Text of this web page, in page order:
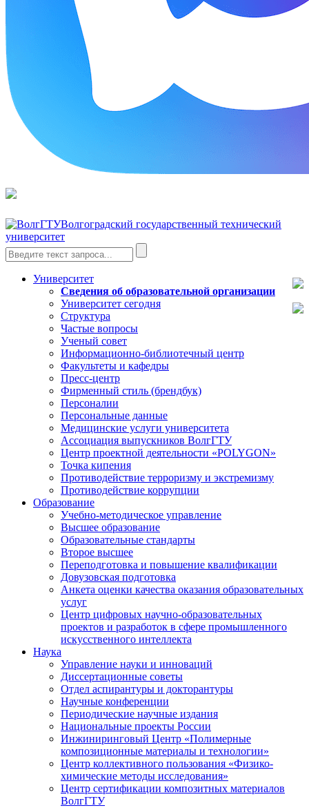
Волгоградский государственный технический
университет
Университет
Сведения об образовательной организации
Университет сегодня
Структура
Частые вопросы
Ученый совет
Информационно-библиотечный центр
Факультеты и кафедры
Пресс-центр
Фирменный стиль (брендбук)
Персоналии
Персональные данные
Медицинские услуги университета
Ассоциация выпускников ВолгГТУ
Центр проектной деятельности «POLYGON»
Точка кипения
Противодействие терроризму и экстремизму
Противодействие коррупции
Образование
Учебно-методическое управление
Высшее образование
Образовательные стандарты
Второе высшее
Переподготовка и повышение квалификации
Довузовская подготовка
Анкета оценки качества оказания образовательных
услуг
Центр цифровых научно-образовательных
проектов и разработок в сфере промышленного
искусственного интеллекта
Наука
Управление науки и инноваций
Диссертационные советы
Отдел аспирантуры и докторантуры
Научные конференции
Периодические научные издания
Национальные проекты России
Инжиниринговый Центр «Полимерные
композиционные материалы и технологии»
Центр коллективного пользования «Физико-
химические методы исследования»
Центр сертификации композитных материалов
ВолгГТУ